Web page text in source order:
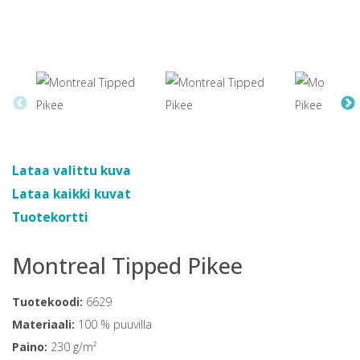
Lataa valittu kuva
Lataa kaikki kuvat
Tuotekortti
Montreal Tipped Pikee
Tuotekoodi: 6629
Materiaali: 100 % puuvilla
Paino: 230 g/m²